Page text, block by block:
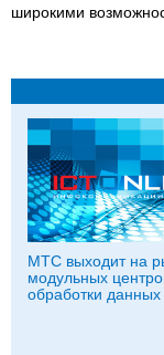
широкими
МТС выходит на
модульных
обработки данных